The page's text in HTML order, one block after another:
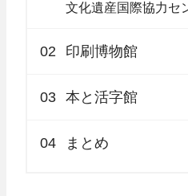
文化遺産国際協力セ
02 印刷博物館
03 本と活字館
04 まとめ